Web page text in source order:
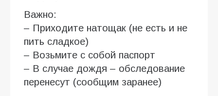
Важно:
– Приходите натощак (не есть и не
пить сладкое)
– Возьмите с собой паспорт
– В случае дождя – обследование
перенесут (сообщим заранее)